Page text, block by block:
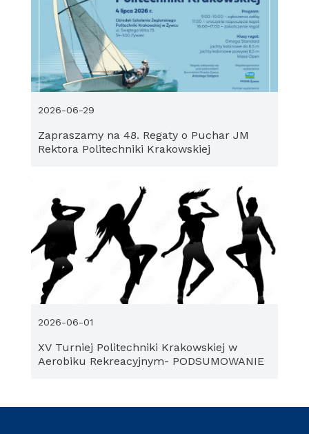
Zapraszamy na 48. Regaty o Puchar JM
Rektora Politechniki Krakowskiej
2026-06-29
XV Turniej Politechniki Krakowskiej w
Aerobiku Rekreacyjnym- PODSUMOWANIE
2026-06-01